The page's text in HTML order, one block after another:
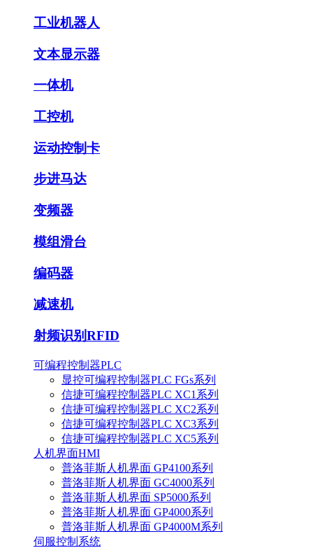
工业机器人
文本显示器
一体机
工控机
运动控制卡
步进马达
变频器
模组滑台
编码器
减速机
射频识别RFID
可编程控制器PLC
显控可编程控制器PLC FGs系列
信捷可编程控制器PLC XC1系列
信捷可编程控制器PLC XC2系列
信捷可编程控制器PLC XC3系列
信捷可编程控制器PLC XC5系列
人机界面HMI
普洛菲斯人机界面 GP4100系列
普洛菲斯人机界面 GC4000系列
普洛菲斯人机界面 SP5000系列
普洛菲斯人机界面 GP4000系列
普洛菲斯人机界面 GP4000M系列
伺服控制系统